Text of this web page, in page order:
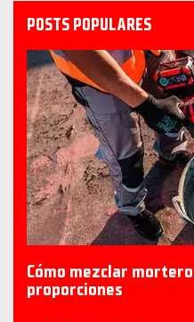
POSTS POPULARES
Cómo mezclar
proporciones